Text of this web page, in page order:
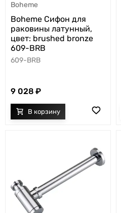
Boheme
Boheme Сифон для
раковины латунный,
цвет: brushed bronze
609-BRB
609-BRB
9 028